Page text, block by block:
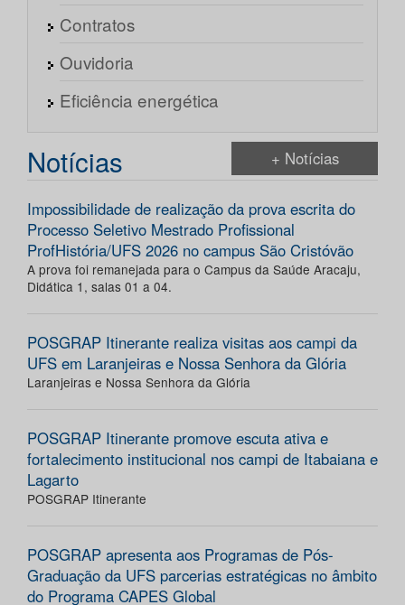
Contratos
Ouvidoria
Eficiência energética
Notícias + Notícias
Impossibilidade de realização da prova escrita do
Processo Seletivo Mestrado Profissional
ProfHistória/UFS 2026 no campus São Cristóvão
A prova foi remanejada para o Campus da Saúde Aracaju,
Didática 1, salas 01 a 04.
POSGRAP Itinerante realiza visitas aos campi da
UFS em Laranjeiras e Nossa Senhora da Glória
Laranjeiras e Nossa Senhora da Glória
POSGRAP Itinerante promove escuta ativa e
fortalecimento institucional nos campi de Itabaiana e
Lagarto
POSGRAP Itinerante
POSGRAP apresenta aos Programas de Pós-
Graduação da UFS parcerias estratégicas no âmbito
do Programa CAPES Global